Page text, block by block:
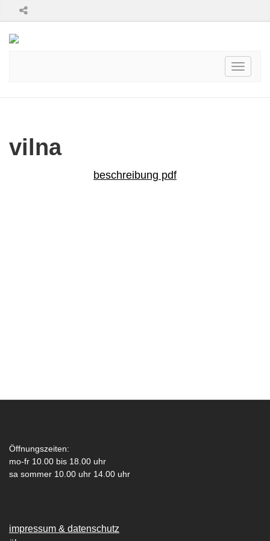
Toggle
vilna
beschreibung pdf
Öffnungszeiten:
mo-fr 10.00 bis 18.00 uhr
sa sommer 10.00 uhr 14.00 uhr
impressum & datenschutz